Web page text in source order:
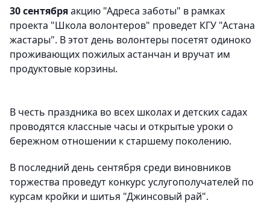
30 сентябряакцию "Адреса заботы" в рамках
проекта "Школа волонтеров" проведет КГУ "Астана
жастары". В этот день волонтеры посетят одиноко
проживающих пожилых астанчан и вручат им
продуктовые корзины.
В честь праздника во всех школах и детских садах
проводятся классные часы и открытые уроки о
бережном отношении к старшему поколению.
В последний день сентября среди виновников
торжества проведут конкурс услугополучателей по
курсам кройки и шитья "Джинсовый рай".